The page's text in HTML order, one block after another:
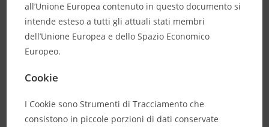
all’Unione Europea contenuto in questo documento si
intende esteso a tutti gli attuali stati membri
dell’Unione Europea e dello Spazio Economico
Europeo.
Cookie
I Cookie sono Strumenti di Tracciamento che
consistono in piccole porzioni di dati conservate